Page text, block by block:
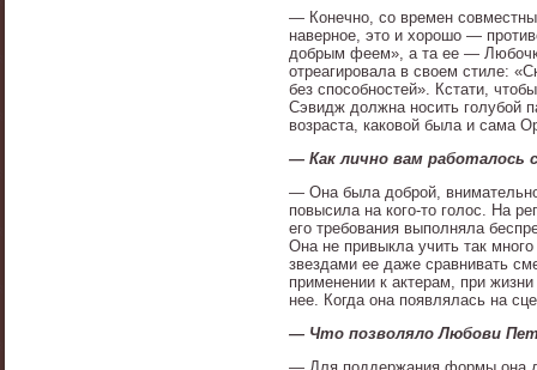
— Конечно, со времен
наверное, это и хорошо —
добрым феем», а та ее —
отреагировала в своем стиле:
без способностей». Кстати,
Сэвидж должна носить голубой
возраста, каковой была и сама
— Как лично вам работалось
— Она была доброй,
повысила на кого-то голос. На
его требования выполняла
Она не привыкла учить так
звездами ее даже сравнивать
применении к актерам, при
нее. Когда она появлялась на
— Что позволяло Любови